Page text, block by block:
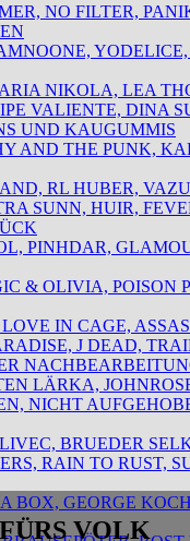
NO FILTER,
NIKOLA, LEA
VALIENTE, DINA
UND KAUGUMMIS
AND THE PUNK,
RL HUBER,
SUNN, HUIR,
PINHDAR,
& OLIVIA, POISON
IN CAGE,
J DEAD,
LÄRKA,
NICHT
BRUEDER
RAIN TO RUST,
BOX, GEORGE
VOLK